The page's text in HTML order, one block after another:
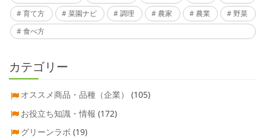
育て方
菜園ナビ 調理 農家 農業
野菜
食べ方
カテゴリー
オススメ商品・品種（企業）
(105)
お役立ち知識・情報 (172)
グリーンラボ (19)